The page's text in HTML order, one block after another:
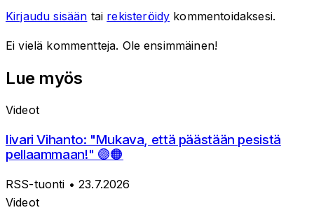
Kirjaudu sisään tai rekisteröidy kommentoidaksesi.
Ei vielä kommentteja. Ole ensimmäinen!
Lue myös
Videot
Iivari Vihanto: "Mukava, että päästään pesistä
pellaammaan!" 🟣🟠
RSS-tuonti • 23.7.2026
Videot